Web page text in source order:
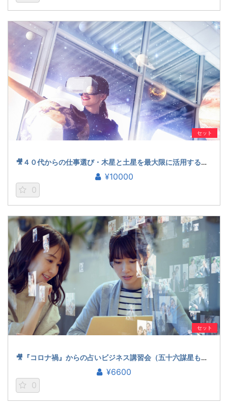
セット
🎥４０代からの仕事選び・木星と土星を最大限に活用する！（石川楓花）
¥10000
0
セット
🎥『コロナ禍』からの占いビジネス講習会（五十六謀星もっちぃ）
¥6600
0